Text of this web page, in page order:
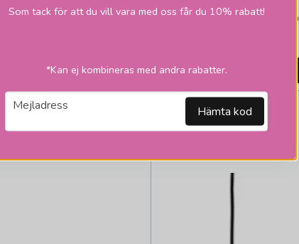
3 345
Skickas inom 2-10
LÄGG I VARUKORGEN
Som tack för att du vill vara med oss får du 10% rabatt!
*Kan ej kombineras med andra rabatter.
email
Mejladress Hämta kod